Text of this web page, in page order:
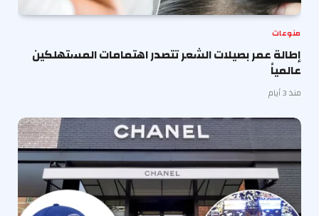
منوعات
إطالة عمر بصيلات الشعر تتصدر اهتمامات المستهلكين
عالمياً
منذ 3 أيام